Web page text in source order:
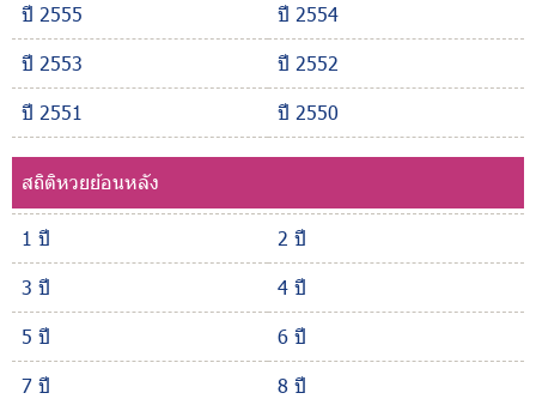
ปี 2555
ปี 2554
ปี 2553
ปี 2552
ปี 2551
ปี 2550
สถิติหวยย้อนหลัง
1 ปี
2 ปี
3 ปี
4 ปี
5 ปี
6 ปี
7 ปี
8 ปี